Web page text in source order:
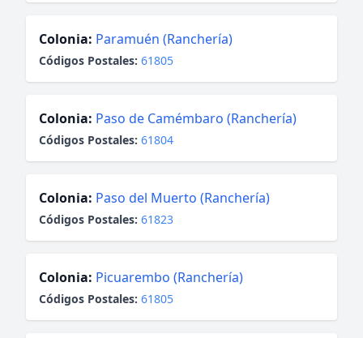
Colonia: Paramuén (Ranchería)
Códigos Postales: 61805
Colonia: Paso de Camémbaro (Ranchería)
Códigos Postales: 61804
Colonia: Paso del Muerto (Ranchería)
Códigos Postales: 61823
Colonia: Picuarembo (Ranchería)
Códigos Postales: 61805